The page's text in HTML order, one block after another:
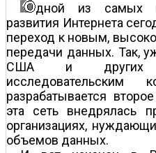
дной из самых
развития Интернета
переход к новым,
передачи данных. Так,
США и других
исследовательским
разрабатывается
эта сеть внедрялась
организациях,
объемов данных.